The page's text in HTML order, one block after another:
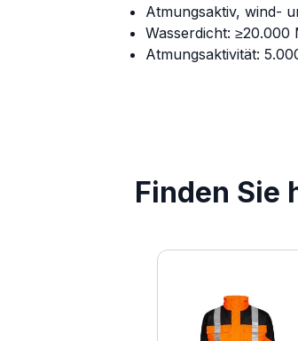
Atmungsaktiv, wind-
Wasserdicht: ≥20.000
Atmungsaktivität:
Finden Sie
Produktgalerie